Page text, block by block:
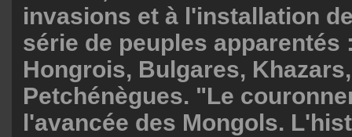
invasions et à l'installation
série de peuples apparentés
Hongrois, Bulgares,
Petchénègues. "Le
l'avancée des Mongols.